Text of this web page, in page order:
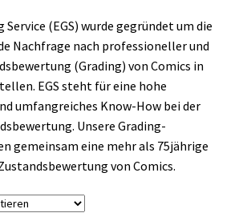
Bücher
Indy
Service
Service (EGS) wurde gegründet um die
Nachfrage nach professioneller und
(Grading) von Comics in
EGS steht für eine hohe
umfangreiches Know-How bei der
Unsere Grading-
gemeinsam eine mehr als 75jährige
von Comics.